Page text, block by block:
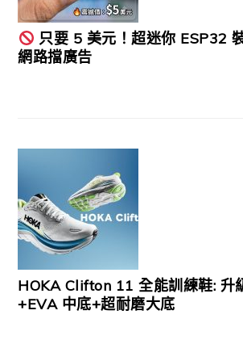
只要 5 美元！超迷你 ESP32
網路擋廣告
HOKA Clifton 11 全能訓練鞋: 升
+EVA 中底+超耐磨大底